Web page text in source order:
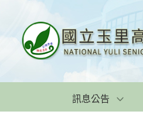
訊息公告